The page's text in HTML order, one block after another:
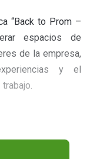
“Back to Prom –
espacios de
de la empresa,
y el